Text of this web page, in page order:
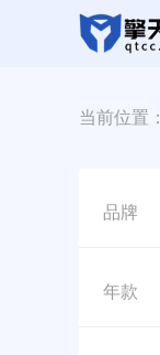
当前位置：
品牌
年款